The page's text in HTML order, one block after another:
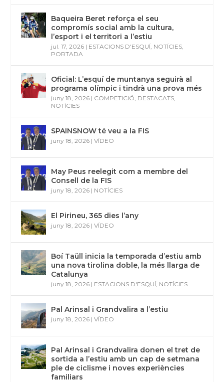
Baqueira Beret reforça el seu
compromís social amb la cultura,
l’esport i el territori a l’estiu
jul. 17, 2026 | ESTACIONS D'ESQUÍ NOTÍCIES
PORTADA
Oficial: L’esquí de muntanya seguirà al
programa olímpic i tindrà una prova més
juny 18, 2026 | COMPETICIÓ DESTACATS
NOTÍCIES
SPAINSNOW té veu a la FIS
juny 18, 2026 |VÍDEO
May Peus reelegit com a membre del
Consell de la FIS
juny 18, 2026 | NOTÍCIES
El Pirineu, 365 dies l’any
juny 18, 2026 |VÍDEO
Boí Taüll inicia la temporada d’estiu amb
una nova tirolina doble, la més llarga de
Catalunya
juny 18, 2026 | ESTACIONS D'ESQUÍ NOTÍCIES
Pal Arinsal i Grandvalira a l’estiu
juny 18, 2026 |VÍDEO
Pal Arinsal i Grandvalira donen el tret de
sortida a l’estiu amb un cap de setmana
ple de ciclisme i noves experiències
familiars